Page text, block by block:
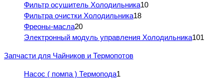
Фильтр осушитель Холодильника10
Фильтра очистки Холодильника18
Фреоны-масла20
Электронный модуль управления Холодильника101
Запчасти для Чайников и Термопотов
Насос ( помпа ) Термопода1